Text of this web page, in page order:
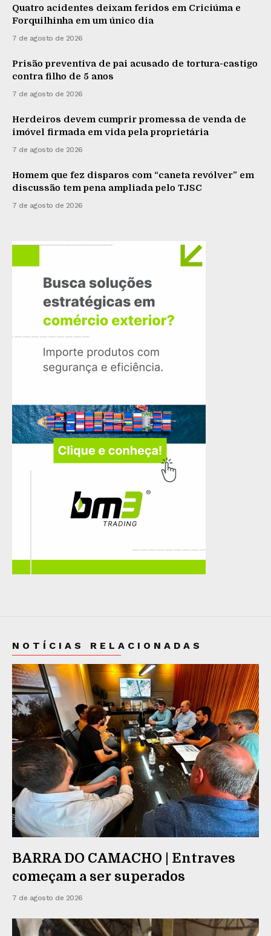
Quatro acidentes deixam feridos em Criciúma e
Forquilhinha em um único dia
7 de agosto de 2026
Prisão preventiva de pai acusado de tortura-castigo
contra filho de 5 anos
7 de agosto de 2026
Herdeiros devem cumprir promessa de venda de
imóvel firmada em vida pela proprietária
7 de agosto de 2026
Homem que fez disparos com “caneta revólver” em
discussão tem pena ampliada pelo TJSC
7 de agosto de 2026
NOTÍCIAS RELACIONADAS
BARRA DO CAMACHO | Entraves
começam a ser superados
7 de agosto de 2026